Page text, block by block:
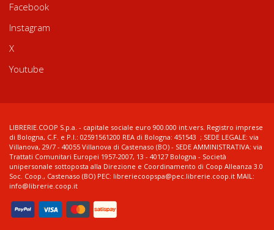
Facebook
Instagram
X
Youtube
LIBRERIE.COOP S.p.a. - capitale sociale euro 900.000 int.vers. Registro imprese
di Bologna, C.F. e P.I.: 02591561200 REA di Bologna: 451543 ; SEDE LEGALE: via
Villanova, 29/7 - 40055 Villanova di Castenaso (BO) - SEDE AMMINISTRATIVA: via
Trattati Comunitari Europei 1957-2007, 13 - 40127 Bologna - Società
unipersonale sottoposta alla Direzione e Coordinamento di Coop Alleanza 3.0
Soc. Coop., Castenaso (BO) PEC: libreriecoopspa@pec.librerie.coop.it MAIL:
info@librerie.coop.it